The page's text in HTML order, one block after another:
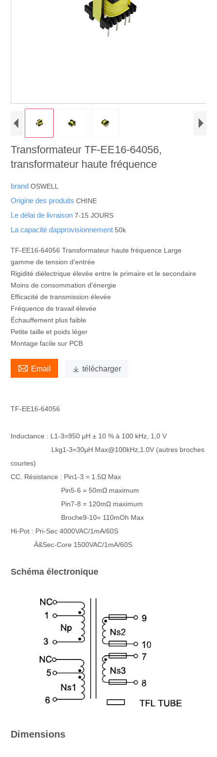
Transformateur TF-EE16-64056,
transformateur haute fréquence
brandOSWELL
Origine des produitsCHINE
Le délai de livraison7-15 JOURS
La capacité dapprovisionnement50k
TF-EE16-64056 Transformateur haute fréquence Large
gamme de tension d'entrée
Rigidité diélectrique élevée entre le primaire et le secondaire
Moins de consommation d'énergie
Efficacité de transmission élevée
Fréquence de travail élevée
Échauffement plus faible
Petite taille et poids léger
Montage facile sur PCB
 Email  télécharger
TF-EE16-64056
Inductance : L1-3=950 μH ± 10 % à 100 kHz, 1,0 V
Lkg1-3=30μH Max@100kHz,1.0V (autres broches
courtes)
CC. Résistance : Pin1-3 = 1.5Ω Max
Pin5-6 = 50mΩ maximum
Pin7-8 = 120mΩ maximum
Broche9-10= 110mOh Max
Hi-Pot : Pri-Sec 4000VAC/1mA/60S
À&Sec-Core 1500VAC/1mA/60S
Schéma électronique
Dimensions